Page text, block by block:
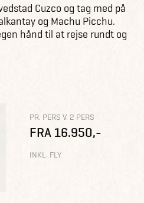
Cuzco og tag med på
og Machu Picchu.
hånd til at rejse rundt og
PR. PERS V. 2 PERS
FRA 16.950,-
INKL. FLY